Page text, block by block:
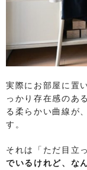
実際にお部屋に置
っかり存在感のあ
る柔らかい曲線が
す。
それは「ただ目立
でいるけれど、な